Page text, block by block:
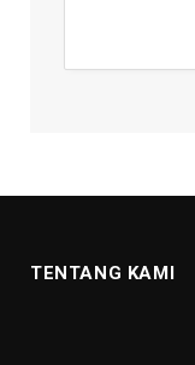
TENTANG KAMI